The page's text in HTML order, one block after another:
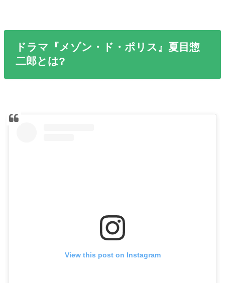
ドラマ『メゾン・ド・ポリス』夏目惣
二郎とは?
View this post on Instagram